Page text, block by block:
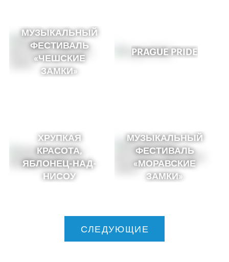
МУЗЫКАЛЬНЫЙ
ФЕСТИВАЛЬ
«ЧЕШСКИЕ
ЗАМКИ»
PRAGUE PRIDE
ХРУПКАЯ
КРАСОТА,
ЯБЛОНЕЦ-НАД-
НИСОУ
МУЗЫКАЛЬНЫЙ
ФЕСТИВАЛЬ
«МОРАВСКИЕ
ЗАМКИ»
СЛЕДУЮЩИЕ